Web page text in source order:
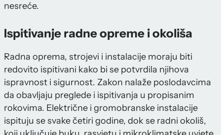
nesreće.
Ispitivanje radne opreme i okoliša
Radna oprema, strojevi i instalacije moraju biti
redovito ispitivani kako bi se potvrdila njihova
ispravnost i sigurnost. Zakon nalaže poslodavcima
da obavljaju preglede i ispitivanja u propisanim
rokovima. Električne i gromobranske instalacije
ispituju se svake četiri godine, dok se radni okoliš,